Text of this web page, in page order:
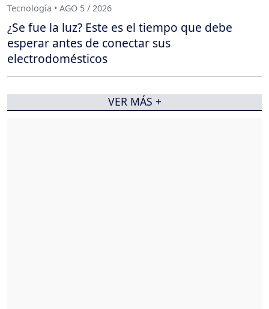
Tecnología • AGO 5 / 2026
¿Se fue la luz? Este es el tiempo que debe
esperar antes de conectar sus
electrodomésticos
VER MÁS +